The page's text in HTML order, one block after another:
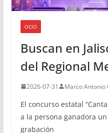
OCIO
Buscan en
del Regional
2026-07-31 Marco Antonio
El concurso estatal
a la persona ganadora
grabación